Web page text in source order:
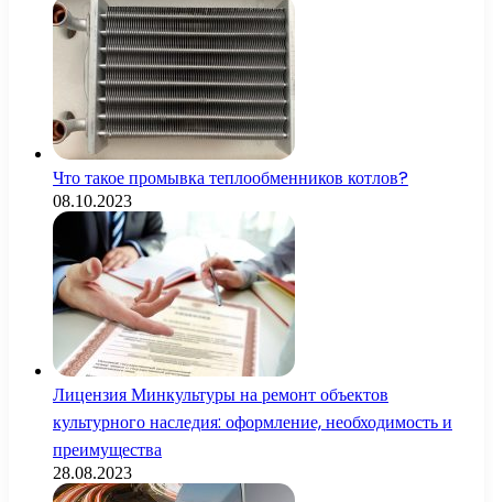
Что такое промывка теплообменников котлов?
08.10.2023
Лицензия Минкультуры на ремонт объектов
культурного наследия: оформление, необходимость и
преимущества
28.08.2023